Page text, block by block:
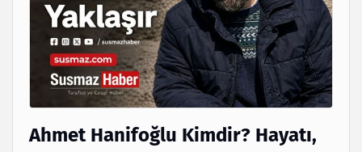
Ahmet Hanifoğlu Kimdir? Hayatı,